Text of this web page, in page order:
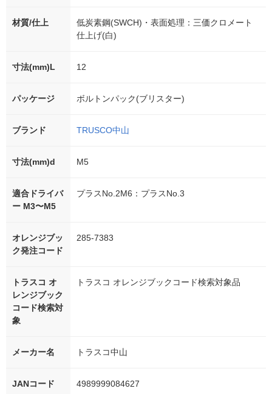
材質/仕上
低炭素鋼(SWCH)・表面処理：三価クロメート
仕上げ(白)
寸法(mm)L 12
パッケージ ボルトンパック(ブリスター)
ブランド TRUSCO中山
寸法(mm)d M5
適合ドライバ
ー M3〜M5
プラスNo.2M6：プラスNo.3
オレンジブッ
ク発注コード
285-7383
トラスコ オ
レンジブック
コード検索対
象
トラスコ オレンジブックコード検索対象品
メーカー名 トラスコ中山
JANコード 4989999084627